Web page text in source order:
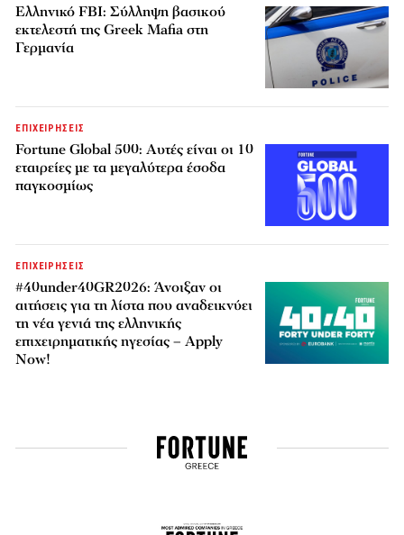
Ελληνικό FBI: Σύλληψη βασικού
εκτελεστή της Greek Mafia στη
Γερμανία
ΕΠΙΧΕΙΡΗΣΕΙΣ
Fortune Global 500: Αυτές είναι οι 10
εταιρείες με τα μεγαλύτερα έσοδα
παγκοσμίως
ΕΠΙΧΕΙΡΗΣΕΙΣ
#40under40GR2026: Άνοιξαν οι
αιτήσεις για τη λίστα που αναδεικνύει
τη νέα γενιά της ελληνικής
επιχειρηματικής ηγεσίας – Apply
Now!